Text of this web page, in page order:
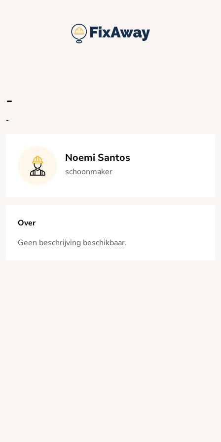
-
-
Noemi Santos
schoonmaker
Over
Geen beschrijving beschikbaar.